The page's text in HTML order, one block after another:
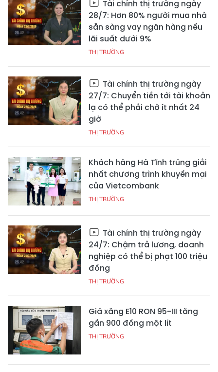
Tài chính thị trường ngày
28/7: Hơn 80% người mua nhà
sẵn sàng vay ngân hàng nếu
lãi suất dưới 9%
THỊ TRƯỜNG
Tài chính thị trường ngày
27/7: Chuyển tiền tới tài khoản
lạ có thể phải chờ ít nhất 24
giờ
THỊ TRƯỜNG
Khách hàng Hà Tĩnh trúng giải
nhất chương trình khuyến mại
của Vietcombank
THỊ TRƯỜNG
Tài chính thị trường ngày
24/7: Chậm trả lương, doanh
nghiệp có thể bị phạt 100 triệu
đồng
THỊ TRƯỜNG
Giá xăng E10 RON 95-III tăng
gần 900 đồng một lít
THỊ TRƯỜNG